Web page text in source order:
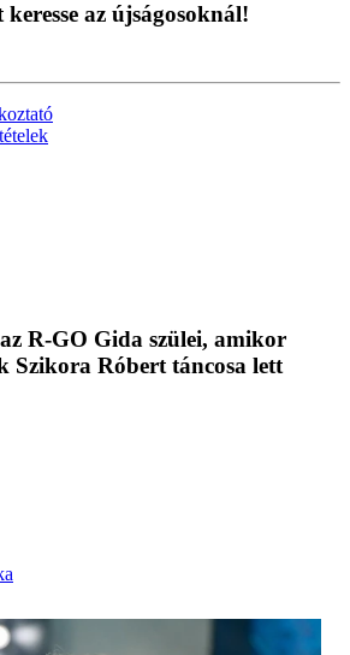
keresse az újságosoknál!
R-GO Gida szülei, amikor
Szikora Róbert táncosa lett